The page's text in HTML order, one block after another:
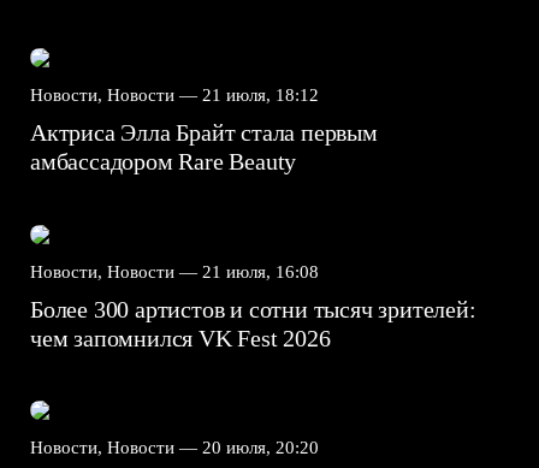
Новости, Новости — 21 июля, 18:12
Актриса Элла Брайт стала первым
амбассадором Rare Beauty
Новости, Новости — 21 июля, 16:08
Более 300 артистов и сотни тысяч зрителей:
чем запомнился VK Fest 2026
Новости, Новости — 20 июля, 20:20